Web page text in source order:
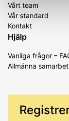
Vårt team
Vår standard
Kontakt
Hjälp
Vanliga frågor –
Allmänna